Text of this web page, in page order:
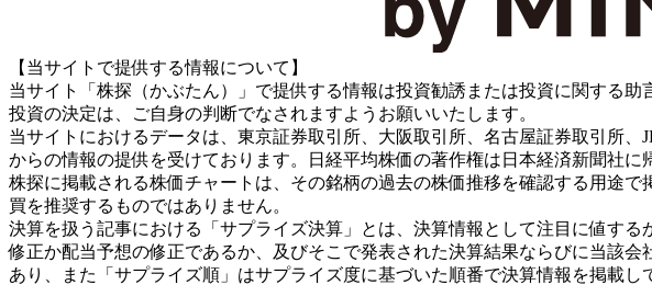
【当サイトで提供する情報について】
当サイト「株探（かぶたん）」で提供する情報は投資勧誘または投資に関する助
投資の決定は、ご自身の判断でなされますようお願いいたします。
当サイトにおけるデータは、東京証券取引所、大阪取引所、名古屋証券取引所、
からの情報の提供を受けております。日経平均株価の著作権は日本経済新聞社に
株探に掲載される株価チャートは、その銘柄の過去の株価推移を確認する用途
買を推奨するものではありません。
決算を扱う記事における「サプライズ決算」とは、決算情報として注目に値す
修正か配当予想の修正であるか、及びそこで発表された決算結果ならびに当該
あり、また「サプライズ順」はサプライズ度に基づいた順番で決算情報を掲載